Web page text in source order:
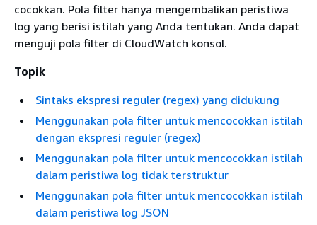
cocokkan. Pola filter hanya mengembalikan peristiwa
log yang berisi istilah yang Anda tentukan. Anda dapat
menguji pola filter di CloudWatch konsol.
Topik
Sintaks ekspresi reguler (regex) yang didukung
Menggunakan pola filter untuk mencocokkan istilah
dengan ekspresi reguler (regex)
Menggunakan pola filter untuk mencocokkan istilah
dalam peristiwa log tidak terstruktur
Menggunakan pola filter untuk mencocokkan istilah
dalam peristiwa log JSON